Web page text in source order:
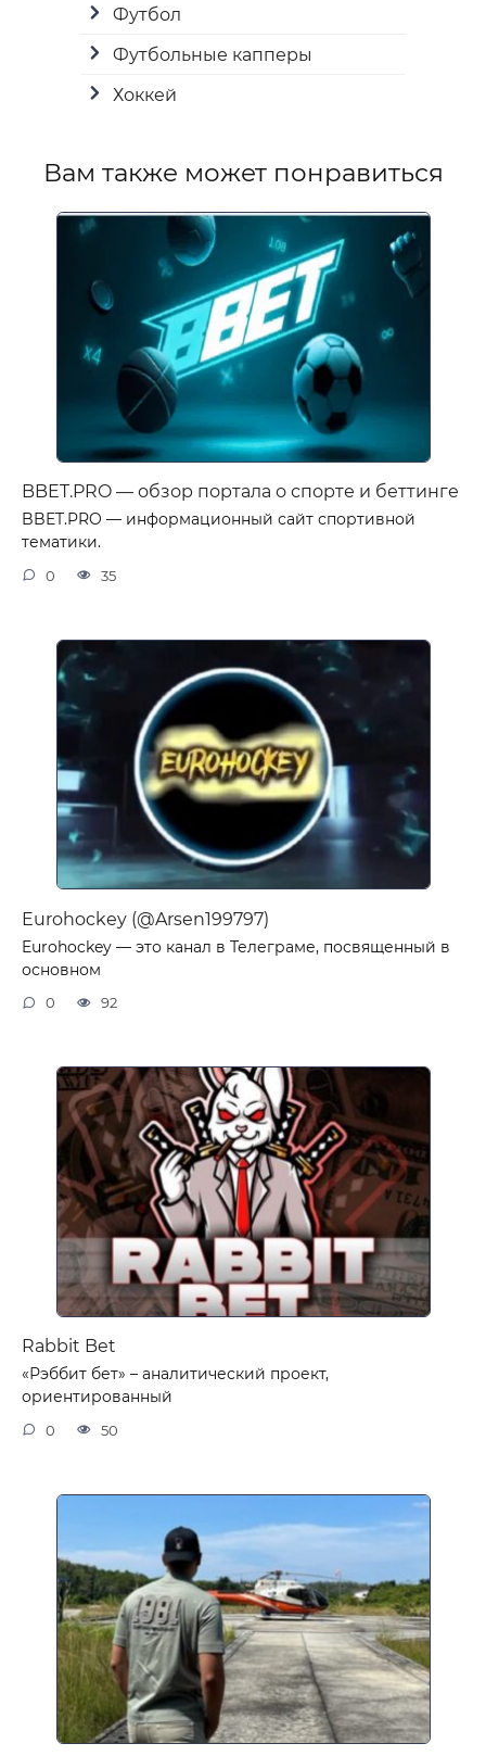
Футбол
Футбольные капперы
Хоккей
Вам также может понравиться
BBET.PRO — обзор портала о спорте и беттинге
BBET.PRO — информационный сайт спортивной
тематики.
0 35
Eurohockey (@Arsen199797)
Eurohockey — это канал в Телеграме, посвященный в
основном
0 92
Rabbit Bet
«Рэббит бет» – аналитический проект,
ориентированный
0 50